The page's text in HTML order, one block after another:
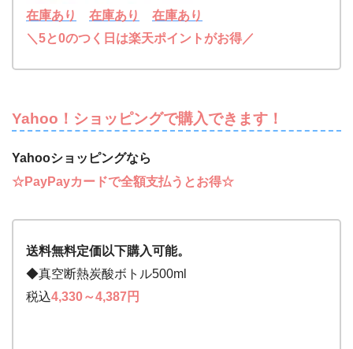
在庫あり 在庫あり
在庫あり
＼5と0のつく日は楽天ポイントがお得／
Yahoo！ショッピングで購入できます！
Yahooショッピングなら
☆PayPayカードで全額支払うとお得☆
送料無料定価以下購入可能。
◆真空断熱炭酸ボトル500ml
税込4,330～4,387円